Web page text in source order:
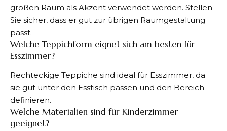
großen Raum als Akzent verwendet werden. Stellen
Sie sicher, dass er gut zur übrigen Raumgestaltung
passt.
Welche Teppichform eignet sich am besten für
Esszimmer?
Rechteckige Teppiche sind ideal für Esszimmer, da
sie gut unter den Esstisch passen und den Bereich
definieren.
Welche Materialien sind für Kinderzimmer
geeignet?